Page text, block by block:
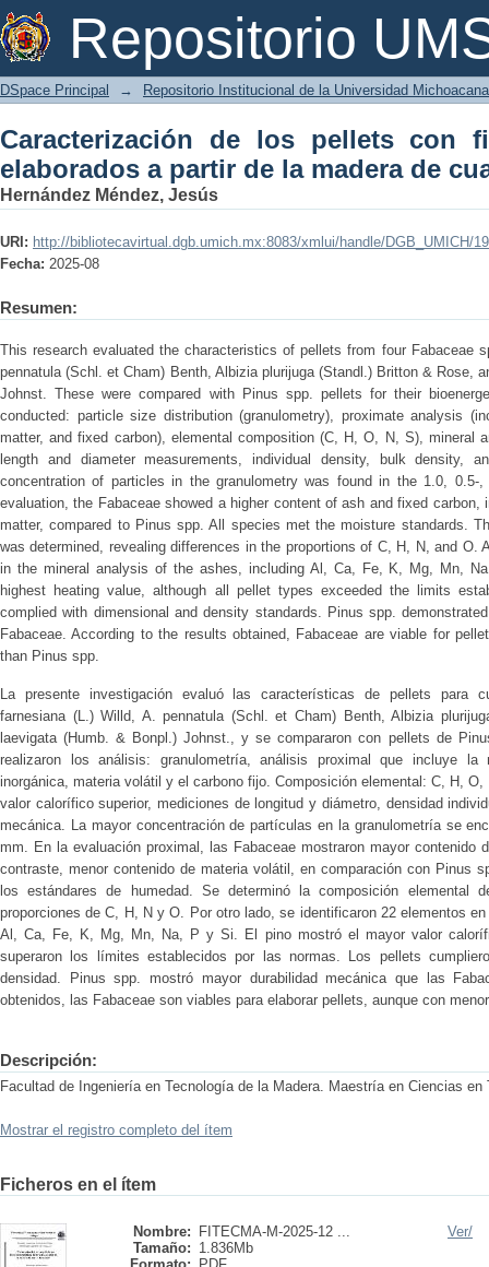
Repositorio
Caracterización de los pellets con
madera de cuatro fabáceas
DSpace Principal → Repositorio Institucional de la Universidad
Caracterización de los pellets con
elaborados a partir de la madera de
Hernández Méndez, Jesús
URI: http://bibliotecavirtual.dgb.umich.mx:8083/xmlui/handle/DGB_UMICH/
Fecha: 2025-08
Resumen:
This research evaluated the characteristics of pellets from four Fabaceae
pennatula (Schl. et Cham) Benth, Albizia plurijuga (Standl.) Britton & Rose,
Johnst. These were compared with Pinus spp. pellets for their
conducted: particle size distribution (granulometry), proximate analysis
matter, and fixed carbon), elemental composition (C, H, O, N, S), mineral
length and diameter measurements, individual density, bulk density,
concentration of particles in the granulometry was found in the 1.0, 0.5-
evaluation, the Fabaceae showed a higher content of ash and fixed
matter, compared to Pinus spp. All species met the moisture standards.
was determined, revealing differences in the proportions of C, H, N, and O.
in the mineral analysis of the ashes, including Al, Ca, Fe, K, Mg, Mn,
highest heating value, although all pellet types exceeded the limits
complied with dimensional and density standards. Pinus spp.
Fabaceae. According to the results obtained, Fabaceae are viable for
than Pinus spp.
La presente investigación evaluó las características de pellets para
farnesiana (L.) Willd, A. pennatula (Schl. et Cham) Benth, Albizia
laevigata (Humb. & Bonpl.) Johnst., y se compararon con pellets de
realizaron los análisis: granulometría, análisis proximal que incluye
inorgánica, materia volátil y el carbono fijo. Composición elemental: C, H,
valor calorífico superior, mediciones de longitud y diámetro, densidad
mecánica. La mayor concentración de partículas en la granulometría se
mm. En la evaluación proximal, las Fabaceae mostraron mayor contenido
contraste, menor contenido de materia volátil, en comparación con Pinus
los estándares de humedad. Se determinó la composición elemental
proporciones de C, H, N y O. Por otro lado, se identificaron 22 elementos
Al, Ca, Fe, K, Mg, Mn, Na, P y Si. El pino mostró el mayor valor
superaron los límites establecidos por las normas. Los pellets
densidad. Pinus spp. mostró mayor durabilidad mecánica que las
obtenidos, las Fabaceae son viables para elaborar pellets, aunque con
Descripción:
Facultad de Ingeniería en Tecnología de la Madera. Maestría en Ciencias en
Mostrar el registro completo del ítem
Ficheros en el ítem
Nombre:
FITECMA-M-2025-12 ...
Tamaño: 1.836Mb
Ver/